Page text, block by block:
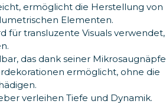
ermöglicht die Herstellung von
Elementen.
für transluzente Visuals
das dank seiner Mikrosaugnäpfe
ermöglicht, ohne die
verleihen Tiefe und Dynamik.